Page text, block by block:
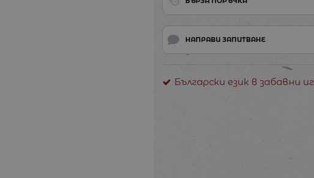
НАПРАВИ ЗАПИТВАНЕ
Български език в забавни